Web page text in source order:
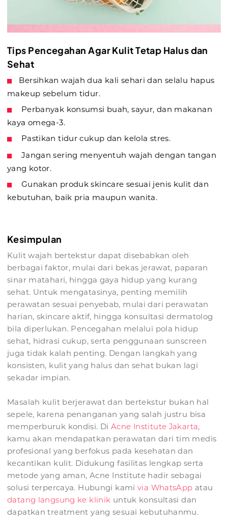
Tips Pencegahan Agar Kulit Tetap Halus dan
Sehat
Bersihkan wajah dua kali sehari dan selalu hapus
makeup sebelum tidur.
Perbanyak konsumsi buah, sayur, dan makanan
kaya omega-3.
Pastikan tidur cukup dan kelola stres.
Jangan sering menyentuh wajah dengan tangan
yang kotor.
Gunakan produk skincare sesuai jenis kulit dan
kebutuhan, baik pria maupun wanita.
Kesimpulan
Kulit wajah bertekstur dapat disebabkan oleh
berbagai faktor, mulai dari bekas jerawat, paparan
sinar matahari, hingga gaya hidup yang kurang
sehat. Untuk mengatasinya, penting memilih
perawatan sesuai penyebab, mulai dari perawatan
harian, skincare aktif, hingga konsultasi dermatolog
bila diperlukan. Pencegahan melalui pola hidup
sehat, hidrasi cukup, serta penggunaan sunscreen
juga tidak kalah penting. Dengan langkah yang
konsisten, kulit yang halus dan sehat bukan lagi
sekadar impian.
Masalah kulit berjerawat dan bertekstur bukan hal
sepele, karena penanganan yang salah justru bisa
memperburuk kondisi. Di Acne Institute Jakarta,
kamu akan mendapatkan perawatan dari tim medis
profesional yang berfokus pada kesehatan dan
kecantikan kulit. Didukung fasilitas lengkap serta
metode yang aman, Acne Institute hadir sebagai
solusi terpercaya. Hubungi kami via WhatsApp atau
datang langsung ke klinik untuk konsultasi dan
dapatkan treatment yang sesuai kebutuhanmu.